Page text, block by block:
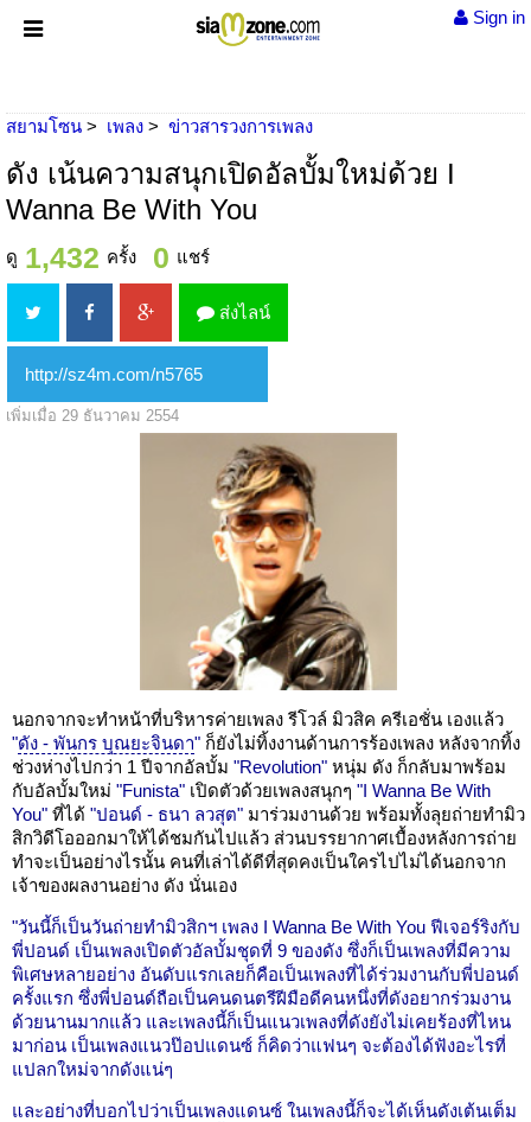
Sign in
สยามโซน เพลง ข่าวสารวงการเพลง
ดัง เน้นความสนุกเปิดอัลบั้มใหม่ด้วย I
Wanna Be With You
ดู 1,432 ครั้ง 0 แชร์
ส่งไลน์
เพิ่มเมื่อ 29 ธันวาคม 2554
นอกจากจะทำหน้าที่บริหารค่ายเพลง รีโวล์ มิวสิค ครีเอชั่น เองแล้ว
"ดัง - พันกร บุณยะจินดา" ก็ยังไม่ทิ้งงานด้านการร้องเพลง หลังจากทิ้ง
ช่วงห่างไปกว่า 1 ปีจากอัลบั้ม "Revolution" หนุ่ม ดัง ก็กลับมาพร้อม
กับอัลบั้มใหม่ "Funista" เปิดตัวด้วยเพลงสนุกๆ "I Wanna Be With
You" ที่ได้ "ปอนด์ - ธนา ลวสุต" มาร่วมงานด้วย พร้อมทั้งลุยถ่ายทำมิว
สิกวิดีโอออกมาให้ได้ชมกันไปแล้ว ส่วนบรรยากาศเบื้องหลังการถ่าย
ทำจะเป็นอย่างไรนั้น คนที่เล่าได้ดีที่สุดคงเป็นใครไปไม่ได้นอกจาก
เจ้าของผลงานอย่าง ดัง นั่นเอง
"วันนี้ก็เป็นวันถ่ายทำมิวสิกฯ เพลง I Wanna Be With You ฟีเจอร์ริงกับ
พี่ปอนด์ เป็นเพลงเปิดตัวอัลบั้มชุดที่ 9 ของดัง ซึ่งก็เป็นเพลงที่มีความ
พิเศษหลายอย่าง อันดับแรกเลยก็คือเป็นเพลงที่ได้ร่วมงานกับพี่ปอนด์
ครั้งแรก ซึ่งพี่ปอนด์ถือเป็นคนดนตรีฝีมือดีคนหนึ่งที่ดังอยากร่วมงาน
ด้วยนานมากแล้ว และเพลงนี้ก็เป็นแนวเพลงที่ดังยังไม่เคยร้องที่ไหน
มาก่อน เป็นเพลงแนวป๊อปแดนซ์ ก็คิดว่าแฟนๆ จะต้องได้ฟังอะไรที่
แปลกใหม่จากดังแน่ๆ
และอย่างที่บอกไปว่าเป็นเพลงแดนซ์ ในเพลงนี้ก็จะได้เห็นดังเต้นเต็ม